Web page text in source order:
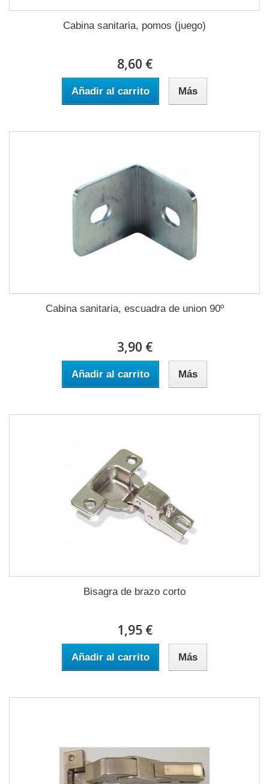
Cabina sanitaria, pomos (juego)
8,60 €
Añadir al carrito Más
Cabina sanitaria, escuadra de union 90º
3,90 €
Añadir al carrito Más
Bisagra de brazo corto
1,95 €
Añadir al carrito Más